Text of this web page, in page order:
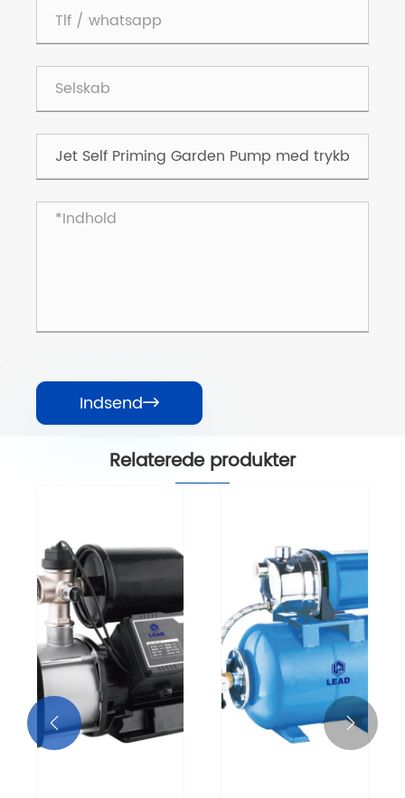
Indsend
Relaterede produkter
 